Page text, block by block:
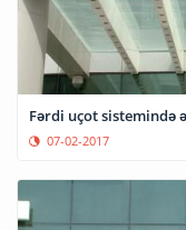
Fərdi uçot sistemində
07-02-2017